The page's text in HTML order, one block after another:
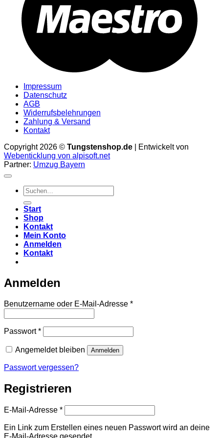
Impressum
Datenschutz
AGB
Widerrufsbelehrungen
Zahlung & Versand
Kontakt
Copyright 2026 © Tungstenshop.de | Entwickelt von
Webenticklung von alpisoft.net
Partner: Umzug Bayern
Suche
nach:
Start
Shop
Kontakt
Mein Konto
Anmelden
Kontakt
Anmelden
Benutzername oder E-Mail-Adresse *Erforderlich
Passwort*Erforderlich
Angemeldet bleiben Anmelden
Passwort vergessen?
Registrieren
E-Mail-Adresse *Erforderlich
Ein Link zum Erstellen eines neuen Passwort wird an deine
E-Mail-Adresse gesendet.